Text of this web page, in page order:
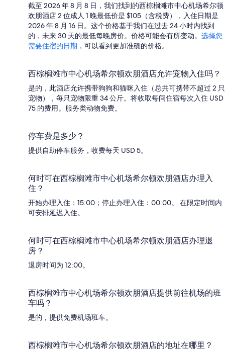
截至 2026 年 8 月 8 日，我们找到的西棕榈滩市中心机场希尔顿
欢朋酒店 2 位成人 1 晚最低价是 $105（含税费），入住日期是
2026 年 8 月 16 日。这个价格基于我们在过去 24 小时内找到
的，未来 30 天的最低每晚房价。价格可能会有所变动。 选择您
需要住宿的日期 ，可以看到更加准确的价格。
西棕榈滩市中心机场希尔顿欢朋酒店允许宠物入住吗？
是的，此酒店允许携带狗狗和猫咪入住（总共可携带不超过 2 只
宠物），每只宠物限重 34 公斤。将收取每间住宿每次入住 USD
75 的费用。服务类动物免费。
停车费是多少？
提供自助停车服务，收费每天 USD 5。
何时可在西棕榈滩市中心机场希尔顿欢朋酒店办理入
住？
开始办理入住：15:00；停止办理入住：00:00。 在限定时间内
可安排延迟入住。
何时可在西棕榈滩市中心机场希尔顿欢朋酒店办理退
房？
退房时间为 12:00。
西棕榈滩市中心机场希尔顿欢朋酒店提供前往机场的班
车吗？
是的，提供免费机场班车。
西棕榈滩市中心机场希尔顿欢朋酒店的地址在哪里？